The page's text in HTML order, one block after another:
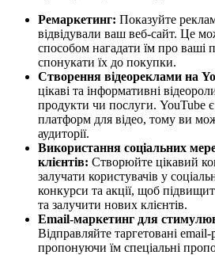
Ремаркетинг: Показуйте
відвідували ваш веб-сайт. Це
способом нагадати їм про ваші
спонукати їх до покупки.
Створення відеореклами на
цікаві та інформативні
продукти чи послуги. YouTube
платформ для відео, тому ви
аудиторії.
Використання соціальних
клієнтів: Створюйте цікавий
залучати користувачів у
конкурси та акції, щоб
та залучити нових клієнтів.
Email-маркетинг для
Відправляйте таргетовані
пропонуючи їм спеціальні